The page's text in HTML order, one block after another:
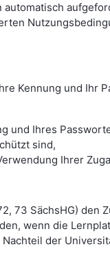
Kennung und Ihr
und Ihres
sind,
Ihrer
73 SächsHG) den
wenn die
der